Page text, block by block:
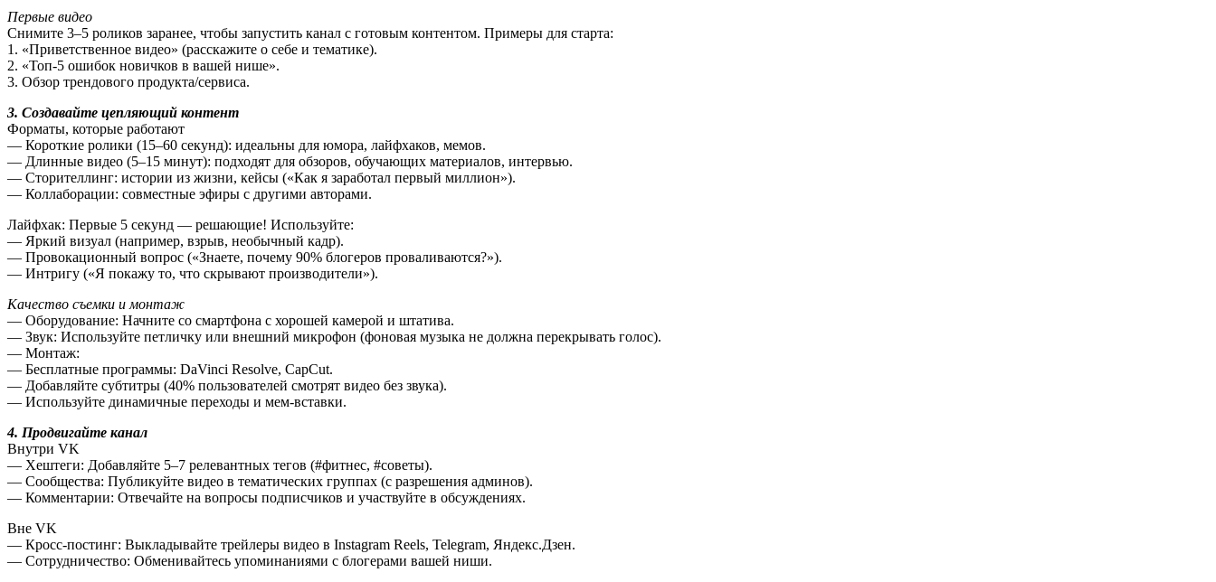
Первые видео
Снимите 3–5 роликов заранее, чтобы запустить канал с готовым контентом. Примеры для старта:
1. «Приветственное видео» (расскажите о себе и тематике).
2. «Топ-5 ошибок новичков в вашей нише».
3. Обзор трендового продукта/сервиса.
3. Создавайте цепляющий контент
Форматы, которые работают
— Короткие ролики (15–60 секунд): идеальны для юмора, лайфхаков, мемов.
— Длинные видео (5–15 минут): подходят для обзоров, обучающих материалов, интервью.
— Сторителлинг: истории из жизни, кейсы («Как я заработал первый миллион»).
— Коллаборации: совместные эфиры с другими авторами.
Лайфхак: Первые 5 секунд — решающие! Используйте:
— Яркий визуал (например, взрыв, необычный кадр).
— Провокационный вопрос («Знаете, почему 90% блогеров проваливаются?»).
— Интригу («Я покажу то, что скрывают производители»).
Качество съемки и монтаж
— Оборудование: Начните со смартфона с хорошей камерой и штатива.
— Звук: Используйте петличку или внешний микрофон (фоновая музыка не должна перекрывать голос).
— Монтаж:
— Бесплатные программы: DaVinci Resolve, CapCut.
— Добавляйте субтитры (40% пользователей смотрят видео без звука).
— Используйте динамичные переходы и мем-вставки.
4. Продвигайте канал
Внутри VK
— Хештеги: Добавляйте 5–7 релевантных тегов (#фитнес, #советы).
— Сообщества: Публикуйте видео в тематических группах (с разрешения админов).
— Комментарии: Отвечайте на вопросы подписчиков и участвуйте в обсуждениях.
Вне VK
— Кросс-постинг: Выкладывайте трейлеры видео в Instagram Reels, Telegram, Яндекс.Дзен.
— Сотрудничество: Обменивайтесь упоминаниями с блогерами вашей ниши.